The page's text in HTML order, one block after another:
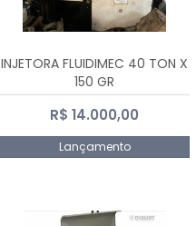
INJETORA FLUIDIMEC 40 TON X
150 GR
R$ 14.000,00
Lançamento